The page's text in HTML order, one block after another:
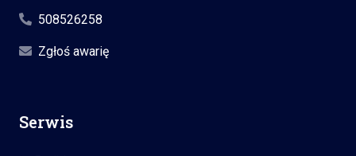
508526258
Zgłoś awarię
Serwis